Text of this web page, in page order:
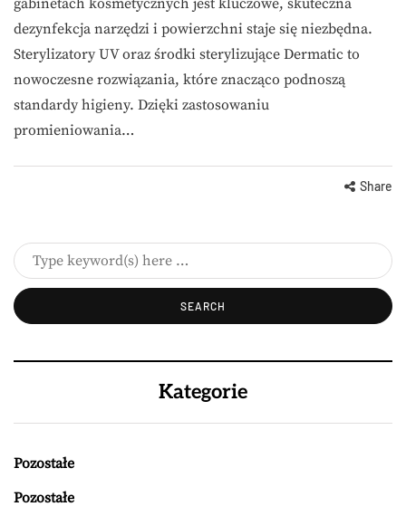
dezynfekcja narzędzi i powierzchni staje się niezbędna.
Sterylizatory UV oraz środki sterylizujące Dermatic to
nowoczesne rozwiązania, które znacząco podnoszą
standardy higieny. Dzięki zastosowaniu
promieniowania…
Share
Kategorie
Pozostałe
Pozostałe